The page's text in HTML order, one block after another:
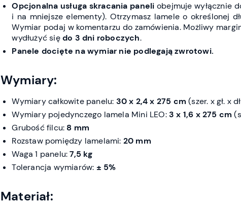
Opcjonalna usługa skracania paneli obejmuje wyłącznie
i na mniejsze elementy). Otrzymasz lamele o określonej
Wymiar podaj w komentarzu do zamówienia. Możliwy
wydłużyć siędo 3 dni roboczych.
Panele docięte na wymiar nie podlegają zwrotowi.
Wymiary:
Wymiary całkowite panelu: 30 x 2,4 x 275 cm (szer. x gł. x
Wymiary pojedynczego lamela Mini LEO:3 x 1,6 x 275 cm
Grubość filcu: 8 mm
Rozstaw pomiędzy lamelami: 20 mm
Waga 1 panelu:7,5 kg
Tolerancja wymiarów: ± 5%
Materiał: